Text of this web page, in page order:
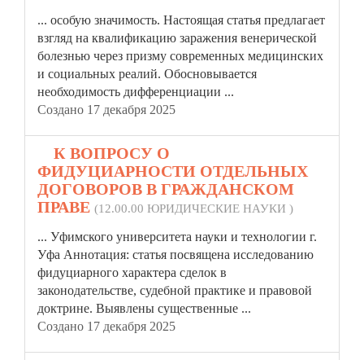
... особую значимость. Настоящая статья предлагает
взгляд на квалификацию заражения венерической
болезнью через призму современных медицинских
и социальных реалий. Обосновывается
необходимость дифференциации ...
Создано 17 декабря 2025
К ВОПРОСУ О
ФИДУЦИАРНОСТИ ОТДЕЛЬНЫХ
ДОГОВОРОВ В ГРАЖДАНСКОМ
ПРАВЕ (12.00.00 ЮРИДИЧЕСКИЕ НАУКИ )
... Уфимского университета науки и технологии г.
Уфа Аннотация: статья посвящена исследованию
фидуциарного характера сделок в
законодательстве, судебной практике и правовой
доктрине. Выявлены существенные ...
Создано 17 декабря 2025